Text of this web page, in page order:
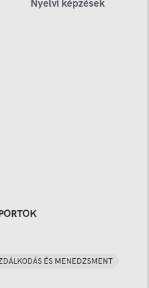
Nyelvi képzések
ÉS MENEDZSMENT